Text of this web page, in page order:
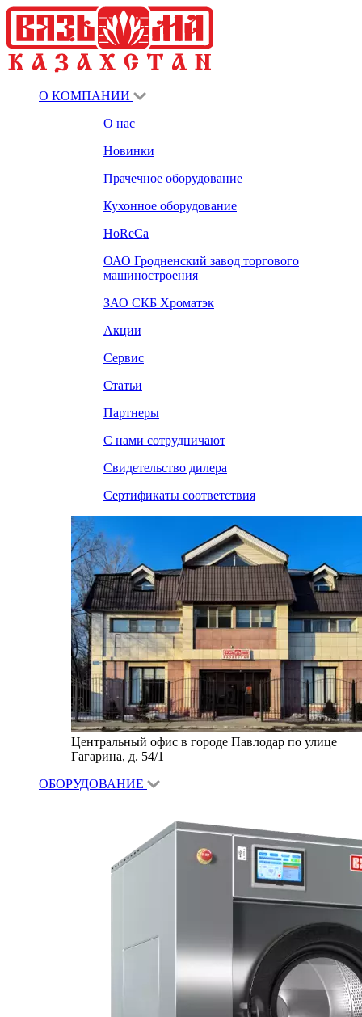
О КОМПАНИИ
О нас
Новинки
Прачечное оборудование
Кухонное оборудование
HoReCa
ОАО Гродненский завод торгового
машиностроения
ЗАО СКБ Хроматэк
Акции
Сервис
Статьи
Партнеры
С нами сотрудничают
Свидетельство дилера
Сертификаты соответствия
Центральный офис в городе Павлодар по улице
Гагарина, д. 54/1
ОБОРУДОВАНИЕ